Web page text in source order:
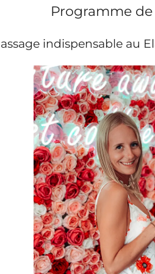
Programme
indispensable au